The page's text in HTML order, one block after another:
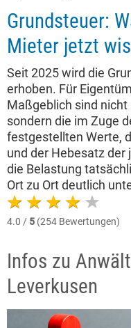
Grundsteuer:
Mieter jetzt
Seit 2025 wird die
erhoben. Für
Maßgeblich sind
sondern die im Zuge
festgestellten Werte,
und der Hebesatz der
die Belastung
Ort zu Ort deutlich
4.0 / 5 (254 Bewertungen)
Infos zu
Leverkusen